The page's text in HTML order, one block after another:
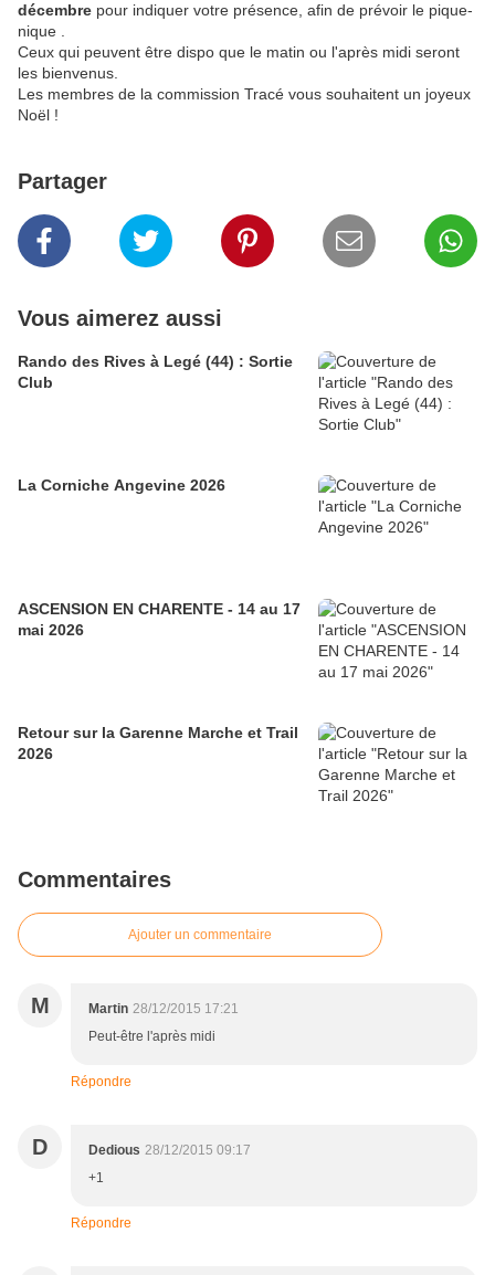
décembre pour indiquer votre présence, afin de prévoir le pique-
nique .
Ceux qui peuvent être dispo que le matin ou l'après midi seront
les bienvenus.
Les membres de la commission Tracé vous souhaitent un joyeux
Noël !
Partager
Vous aimerez aussi
Rando des Rives à Legé (44) : Sortie
Club
La Corniche Angevine 2026
ASCENSION EN CHARENTE - 14 au 17
mai 2026
Retour sur la Garenne Marche et Trail
2026
Commentaires
Ajouter un commentaire
M Martin 28/12/2015 17:21
Peut-être l'après midi
Répondre
D Dedious 28/12/2015 09:17
+1
Répondre